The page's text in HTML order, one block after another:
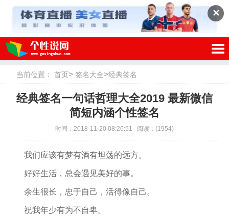
✕
当前位置： 首页> 签名大全>经典签名
经典签名一句话哲理大全2019 最新微信
简短内涵个性签名
时间：2018-11-20 08:26:51 阅读： (1954)
我们应该有梦有酒有坦荡的远方。
好好生活，总会遇见美好的事。
余生很长，忠于自己，活得像自己。
祝我年少有为不自卑。